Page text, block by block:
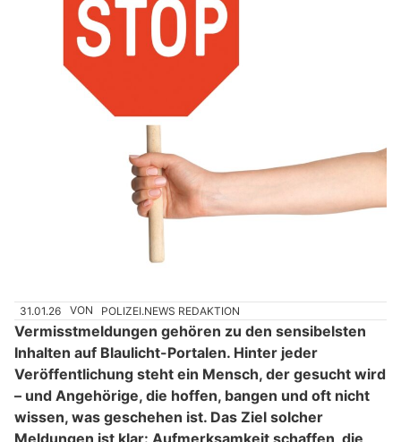
31.01.26 VON POLIZEI.NEWS REDAKTION
Vermisstmeldungen gehören zu den sensibelsten
Inhalten auf Blaulicht-Portalen. Hinter jeder
Veröffentlichung steht ein Mensch, der gesucht wird
– und Angehörige, die hoffen, bangen und oft nicht
wissen, was geschehen ist. Das Ziel solcher
Meldungen ist klar: Aufmerksamkeit schaffen, die